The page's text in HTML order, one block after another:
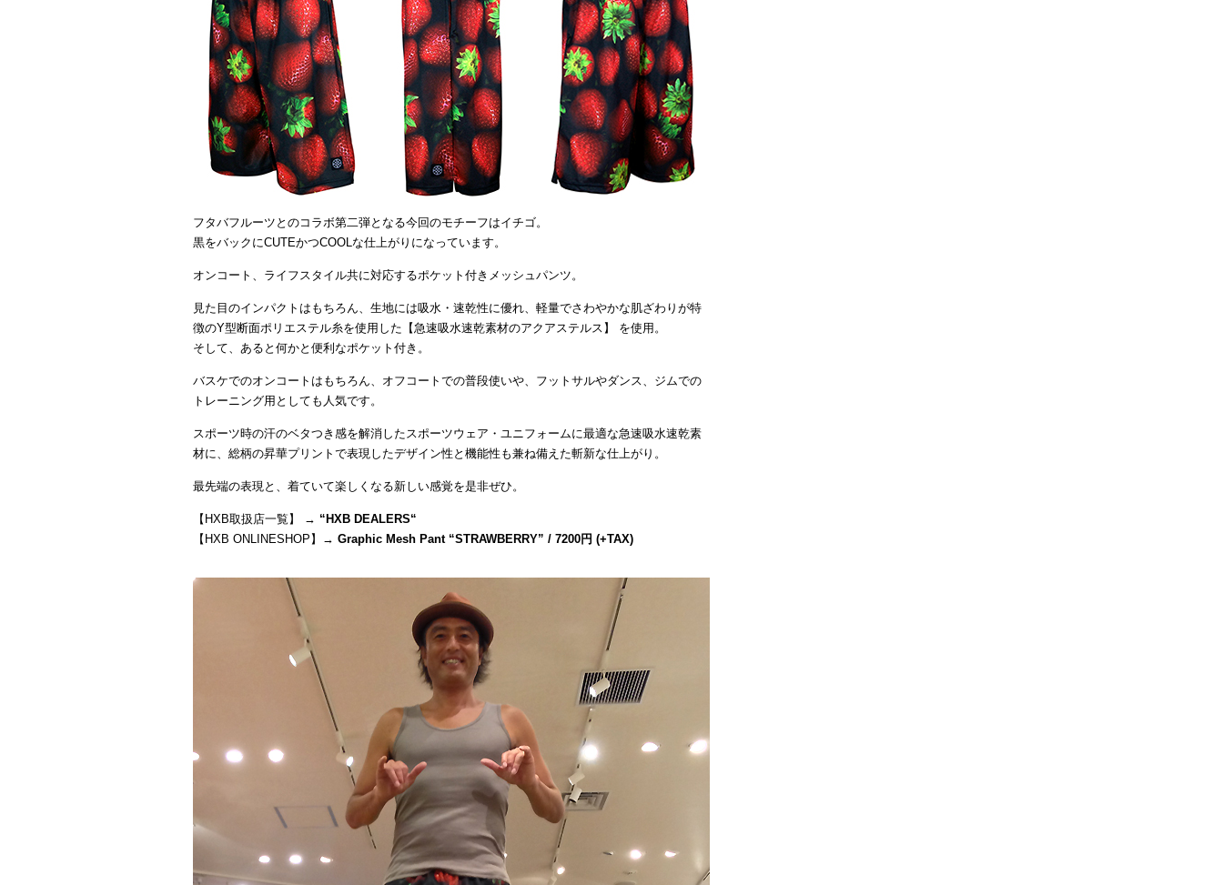
フタバフルーツとのコラボ第二弾となる今回のモチーフはイチゴ。
黒をバックにCUTEかつCOOLな仕上がりになっています。
オンコート、ライフスタイル共に対応するポケット付きメッシュパンツ。
見た目のインパクトはもちろん、生地には吸水・速乾性に優れ、軽量でさわやかな肌ざわりが特
徴のY型断面ポリエステル糸を使用した【急速吸水速乾素材のアクアステルス】 を使用。
そして、あると何かと便利なポケット付き。
バスケでのオンコートはもちろん、オフコートでの普段使いや、フットサルやダンス、ジムでの
トレーニング用としても人気です。
スポーツ時の汗のベタつき感を解消したスポーツウェア・ユニフォームに最適な急速吸水速乾素
材に、総柄の昇華プリントで表現したデザイン性と機能性も兼ね備えた斬新な仕上がり。
最先端の表現と、着ていて楽しくなる新しい感覚を是非ぜひ。
【HXB取扱店一覧】 → “ HXB DEALERS“
【HXB ONLINESHOP】→ Graphic Mesh Pant “STRAWBERRY” / 7200円 (+TAX)